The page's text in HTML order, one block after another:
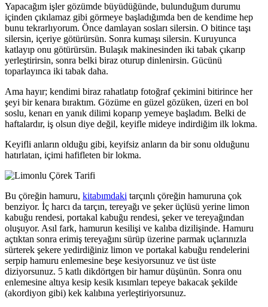
Yapacağım işler gözümde büyüdüğünde, bulunduğum durumu
içinden çıkılamaz gibi görmeye başladığımda ben de kendime hep
bunu tekrarlıyorum. Önce damlayan sosları silersin. O bitince taşı
silersin, içeriye götürürsün. Sonra kumaşı silersin. Kuruyunca
katlayıp onu götürürsün. Bulaşık makinesinden iki tabak çıkarıp
yerleştirirsin, sonra belki biraz oturup dinlenirsin. Gücünü
toparlayınca iki tabak daha.
Ama hayır; kendimi biraz rahatlatıp fotoğraf çekimini bitirince her
şeyi bir kenara bıraktım. Gözüme en güzel gözüken, üzeri en bol
soslu, kenarı en yanık dilimi koparıp yemeye başladım. Belki de
haftalardır, iş olsun diye değil, keyifle mideye indirdiğim ilk lokma.
Keyifli anların olduğu gibi, keyifsiz anların da bir sonu olduğunu
hatırlatan, içimi hafifleten bir lokma.
Bu çöreğin hamuru, kitabımdaki tarçınlı çöreğin hamuruna çok
benziyor. İç harcı da tarçın, tereyağı ve şeker üçlüsü yerine limon
kabuğu rendesi, portakal kabuğu rendesi, şeker ve tereyağından
oluşuyor. Asıl fark, hamurun kesilişi ve kalıba dizilişinde. Hamuru
açtıktan sonra erimiş tereyağını sürüp üzerine parmak uçlarınızla
sürterek şekere yedirdiğiniz limon ve portakal kabuğu rendelerini
serpip hamuru enlemesine beşe kesiyorsunuz ve üst üste
diziyorsunuz. 5 katlı dikdörtgen bir hamur düşünün. Sonra onu
enlemesine altıya kesip kesik kısımları tepeye bakacak şekilde
(akordiyon gibi) kek kalıbına yerleştiriyorsunuz.